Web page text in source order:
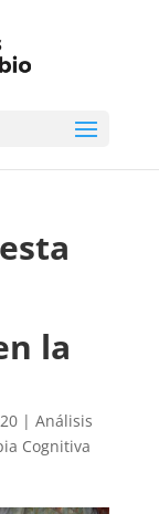
la
| Análisis
Cognitiva